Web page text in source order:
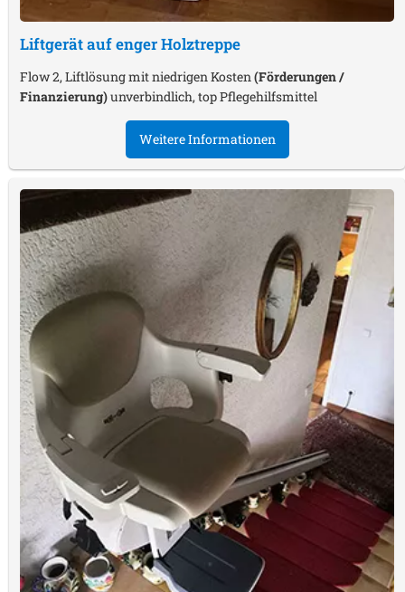
Liftgerät auf enger Holztreppe
Flow 2, Liftlösung mit niedrigen Kosten (Förderungen /
Finanzierung)unverbindlich, top Pflegehilfsmittel
Weitere Informationen